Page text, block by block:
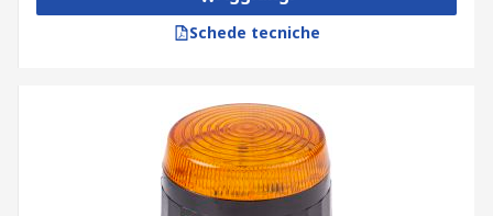
Schede tecniche